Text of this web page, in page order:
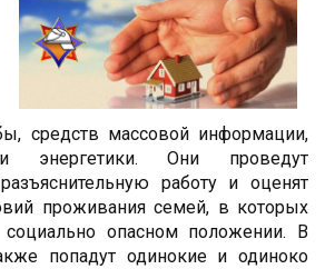
средств массовой информации,
Они проведут
работу и оценят
проживания семей, в которых
социально опасном положении. В
попадут одинокие и одиноко